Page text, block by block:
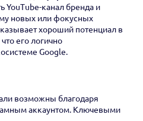
YouTube-канал бренда и
новых или фокусных
хороший потенциал в
его логично
Google.
возможны благодаря
аккаунтом. Ключевыми